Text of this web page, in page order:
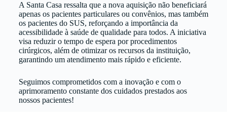
A Santa Casa ressalta que a nova aquisição não beneficiará
apenas os pacientes particulares ou convênios, mas também
os pacientes do SUS, reforçando a importância da
acessibilidade à saúde de qualidade para todos. A iniciativa
visa reduzir o tempo de espera por procedimentos
cirúrgicos, além de otimizar os recursos da instituição,
garantindo um atendimento mais rápido e eficiente.
Seguimos comprometidos com a inovação e com o
aprimoramento constante dos cuidados prestados aos
nossos pacientes!